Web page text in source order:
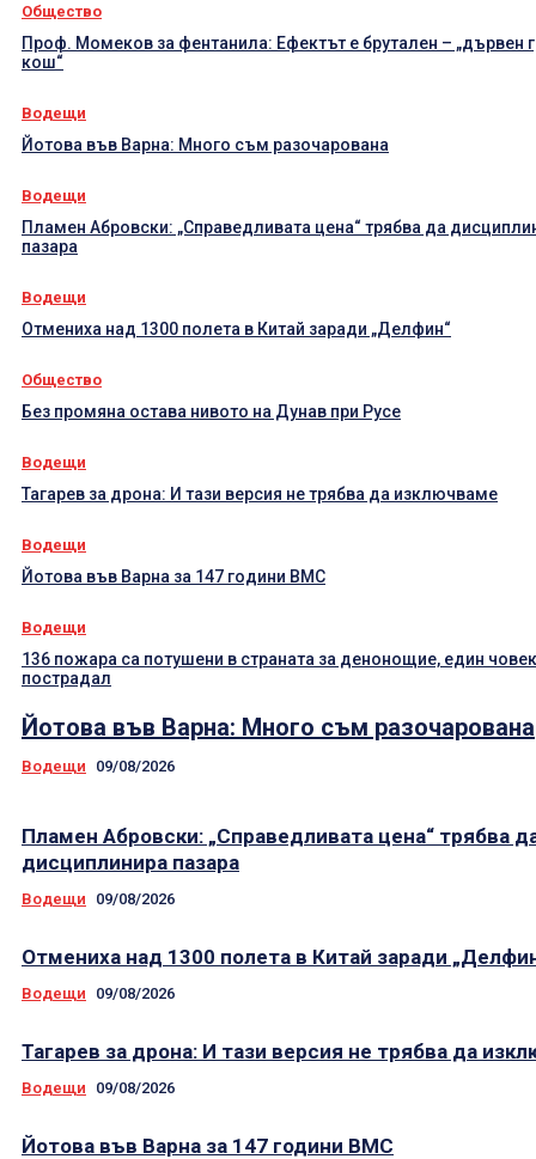
Общество
Проф. Момеков за фентанила: Ефектът е брутален – „дървен
кош“
Водещи
Йотова във Варна: Много съм разочарована
Водещи
Пламен Абровски: „Справедливата цена“ трябва да
пазара
Водещи
Отмениха над 1300 полета в Китай заради „Делфин“
Общество
Без промяна остава нивото на Дунав при Русе
Водещи
Тагарев за дрона: И тази версия не трябва да изключваме
Водещи
Йотова във Варна за 147 години ВМС
Водещи
136 пожара са потушени в страната за денонощие, един
пострадал
Йотова във Варна: Много съм разочарована
Водещи 09/08/2026
Пламен Абровски: „Справедливата цена“ трябва
дисциплинира пазара
Водещи 09/08/2026
Отмениха над 1300 полета в Китай заради
Водещи 09/08/2026
Тагарев за дрона: И тази версия не трябва да
Водещи 09/08/2026
Йотова във Варна за 147 години ВМС